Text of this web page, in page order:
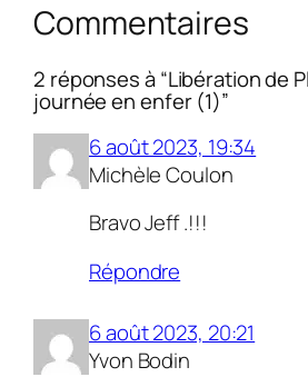
Commentaires
2 réponses à “Libération de
journée en enfer (1)”
6 août 2023, 19:34
Michèle Coulon
Bravo Jeff .!!!
Répondre
6 août 2023, 20:21
Yvon Bodin